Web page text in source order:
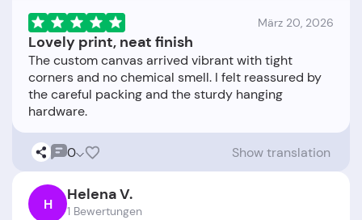
März 20, 2026
Lovely print, neat finish
The custom canvas arrived vibrant with tight
corners and no chemical smell. I felt reassured by
the careful packing and the sturdy hanging
0 Show translation
H Helena V.
1 Bewertungen